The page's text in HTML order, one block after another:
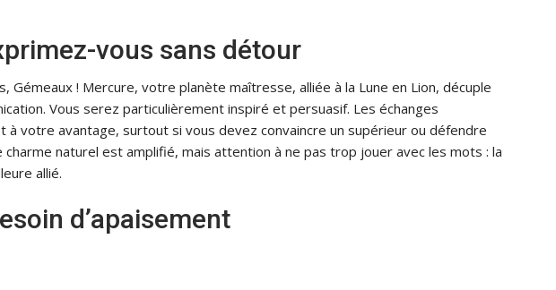
vous sans détour
Gémeaux ! Mercure, votre planète maîtresse, alliée à la Lune en Lion, décuple
Vous serez particulièrement inspiré et persuasif. Les échanges
à votre avantage, surtout si vous devez convaincre un supérieur ou défendre
charme naturel est amplifié, mais attention à ne pas trop jouer avec les mots : la
allié.
d’apaisement